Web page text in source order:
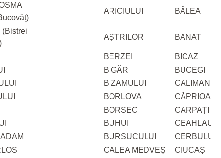
ARICIULUI BÂLEA
(Bistrei
AȘTRILOR BANAT
BERZEI
BICAZ
BIGĂR
BUCEGI
BIZAMULUI
CĂLIMAN
BORLOVA
BORSEC
CARPAȚI
BUHUI
CEAHLĂU
BURSUCULUI
CERBULUI
CALEA MEDVEȘ CIUCAȘ